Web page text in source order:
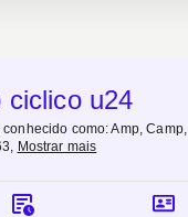
ciclico u24
conhecido como:Amp, Camp,
, Mostrar mais